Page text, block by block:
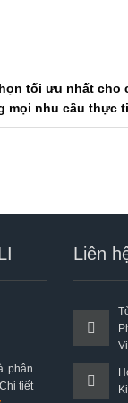
tối ưu nhất cho
mọi nhu cầu thực
phân
tiết
Liên